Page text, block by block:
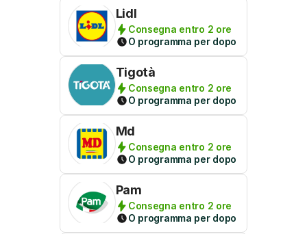
Lidl
Consegna entro 2 ore
O programma per dopo
Tigotà
Consegna entro 2 ore
O programma per dopo
Md
Consegna entro 2 ore
O programma per dopo
Pam
Consegna entro 2 ore
O programma per dopo